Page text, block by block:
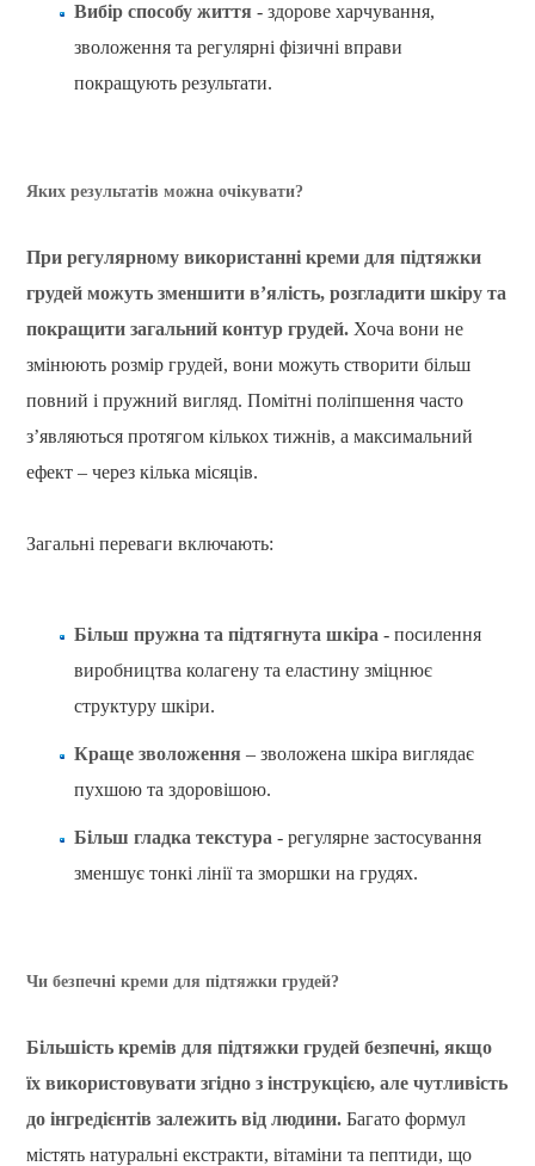
Вибір способу життя - здорове харчування,
зволоження та регулярні фізичні вправи
покращують результати.
Яких результатів можна очікувати?
При регулярному використанні креми для підтяжки
грудей можуть зменшити в’ялість, розгладити шкіру та
покращити загальний контур грудей. Хоча вони не
змінюють розмір грудей, вони можуть створити більш
повний і пружний вигляд. Помітні поліпшення часто
з’являються протягом кількох тижнів, а максимальний
ефект – через кілька місяців.
Загальні переваги включають:
Більш пружна та підтягнута шкіра - посилення
виробництва колагену та еластину зміцнює
структуру шкіри.
Краще зволоження – зволожена шкіра виглядає
пухшою та здоровішою.
Більш гладка текстура - регулярне застосування
зменшує тонкі лінії та зморшки на грудях.
Чи безпечні креми для підтяжки грудей?
Більшість кремів для підтяжки грудей безпечні, якщо
їх використовувати згідно з інструкцією, але чутливість
до інгредієнтів залежить від людини. Багато формул
містять натуральні екстракти, вітаміни та пептиди, що